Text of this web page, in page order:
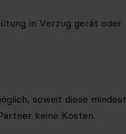
in Verzug gerät oder
soweit diese
keine Kosten.